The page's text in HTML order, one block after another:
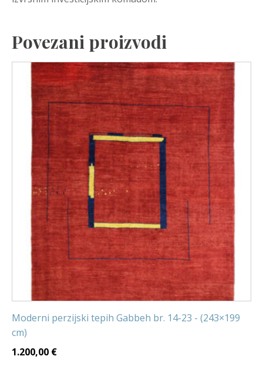
Povezani proizvodi
Moderni perzijski tepih Gabbeh br. 14-23 - (243×199
cm)
1.200,00 €